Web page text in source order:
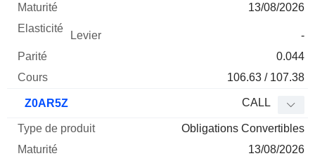
13/08/2026
-
0.044
106.63 / 107.38
Z0AR5Z CALL
Obligations Convertibles
13/08/2026